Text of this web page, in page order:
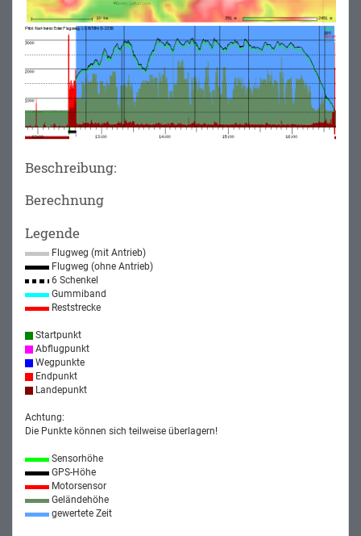
Beschreibung:
Berechnung
Legende
Flugweg (mit Antrieb)
Flugweg (ohne Antrieb)
6 Schenkel
Gummiband
Reststrecke
Startpunkt
Abflugpunkt
Wegpunkte
Endpunkt
Landepunkt
Achtung:
Die Punkte können sich teilweise überlagern!
Sensorhöhe
GPS-Höhe
Motorsensor
Geländehöhe
gewertete Zeit